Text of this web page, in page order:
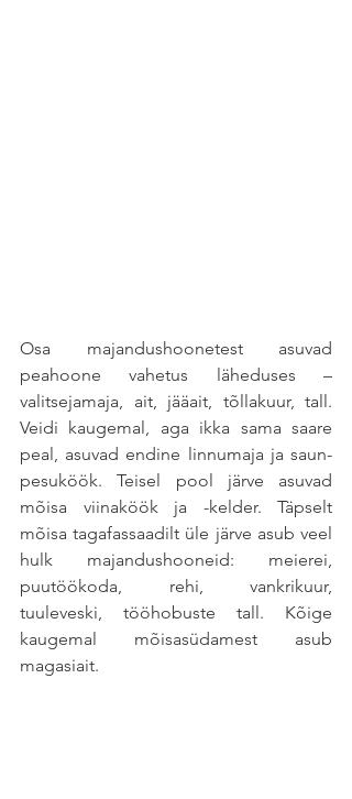
Osa majandushoonetest asuvad
peahoone vahetus läheduses –
valitsejamaja, ait, jääait, tõllakuur, tall.
Veidi kaugemal, aga ikka sama saare
peal, asuvad endine linnumaja ja saun-
pesuköök. Teisel pool järve asuvad
mõisa viinaköök ja -kelder. Täpselt
mõisa tagafassaadilt üle järve asub veel
hulk majandushooneid: meierei,
puutöökoda, rehi, vankrikuur,
tuuleveski, tööhobuste tall. Kõige
kaugemal mõisasüdamest asub
magasiait.